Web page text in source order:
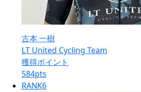
古本 一樹
LT United Cycling Team
獲得ポイント
584pts
RANK6